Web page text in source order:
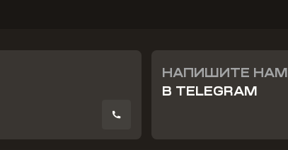
НАПИШИТЕ НАМ
В TELEGRAM